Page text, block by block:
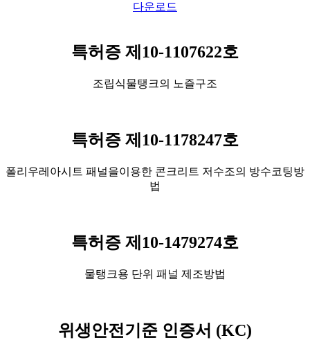
다운로드
특허증 제10-1107622호
조립식물탱크의 노즐구조
특허증 제10-1178247호
폴리우레아시트 패널을이용한 콘크리트 저수조의 방수코팅방
법
특허증 제10-1479274호
물탱크용 단위 패널 제조방법
위생안전기준 인증서 (KC)